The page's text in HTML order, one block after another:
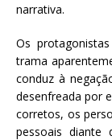
narrativa.
Os
trama
conduz à
desenfreada por
corretos, os
pessoais diante